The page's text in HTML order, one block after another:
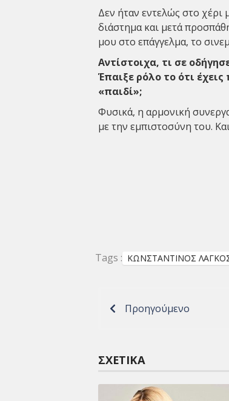
Δεν ήταν εντελώς στο χέρι
διάστημα και μετά
μου στο επάγγελμα, το
Αντίστοιχα, τι σε
Έπαιξε ρόλο το ότι
«παιδί»;
Φυσικά, η αρμονική
με την εμπιστοσύνη του.
Tags : ΚΩΝΣΤΑΝΤΙΝΟΣ
Προηγούμενο
ΣΧΕΤΙΚΆ